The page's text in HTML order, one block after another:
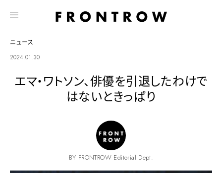
ニュース
2024.01.30
エマ・ワトソン、俳優を引退したわけで
はないときっぱり
BY FRONTROW Editorial Dept.